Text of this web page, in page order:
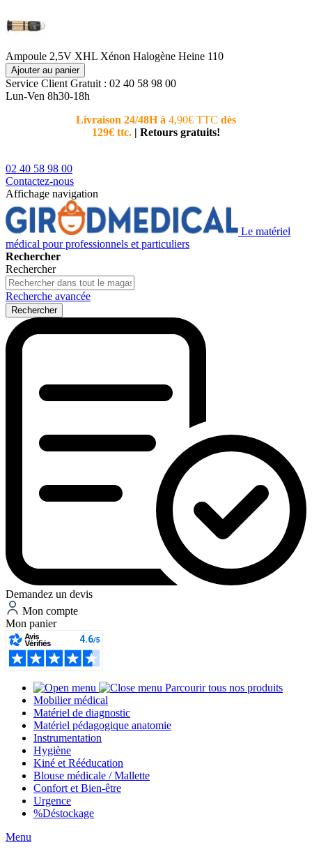
Ampoule 2,5V XHL Xénon Halogène Heine 110
Ajouter au panier
Service Client Gratuit : 02 40 58 98 00
Lun-Ven 8h30-18h
Livraison 24/48H à 4,90€ TTC dès
129€ ttc. | Retours gratuits!
02 40 58 98 00
Contactez-nous
Affichage navigation
Le matériel
médical pour professionnels et particuliers
Rechercher
Rechercher
Recherche avancée
Rechercher
Demandez un devis
Mon compte
Mon panier
Parcourir tous nos produits
Mobilier médical
Matériel de diagnostic
Matériel pédagogique anatomie
Instrumentation
Hygiène
Kiné et Rééducation
Blouse médicale / Mallette
Confort et Bien-être
Urgence
%Déstockage
Menu